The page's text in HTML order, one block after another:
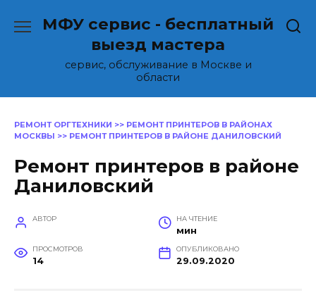
МФУ сервис - бесплатный
выезд мастера
сервис, обслуживание в Москве и
области
РЕМОНТ ОРГТЕХНИКИ >> РЕМОНТ ПРИНТЕРОВ В РАЙОНАХ
МОСКВЫ >> РЕМОНТ ПРИНТЕРОВ В РАЙОНЕ ДАНИЛОВСКИЙ
Ремонт принтеров в районе
Даниловский
АВТОР НА ЧТЕНИЕ
мин
ПРОСМОТРОВ
14
ОПУБЛИКОВАНО
29.09.2020